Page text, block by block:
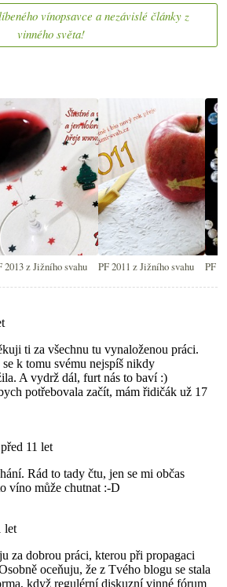
vínopsavce a nezávislé články z
vinného světa!
2013 z Jižního svahu PF 2011 z Jižního svahu PF